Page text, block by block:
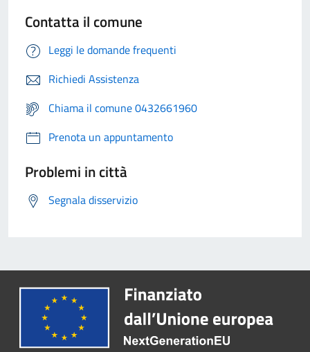
Contatta il comune
Leggi le domande frequenti
Richiedi Assistenza
Chiama il comune 0432661960
Prenota un appuntamento
Problemi in città
Segnala disservizio